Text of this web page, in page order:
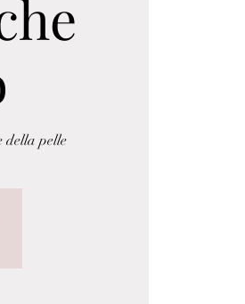
della pelle